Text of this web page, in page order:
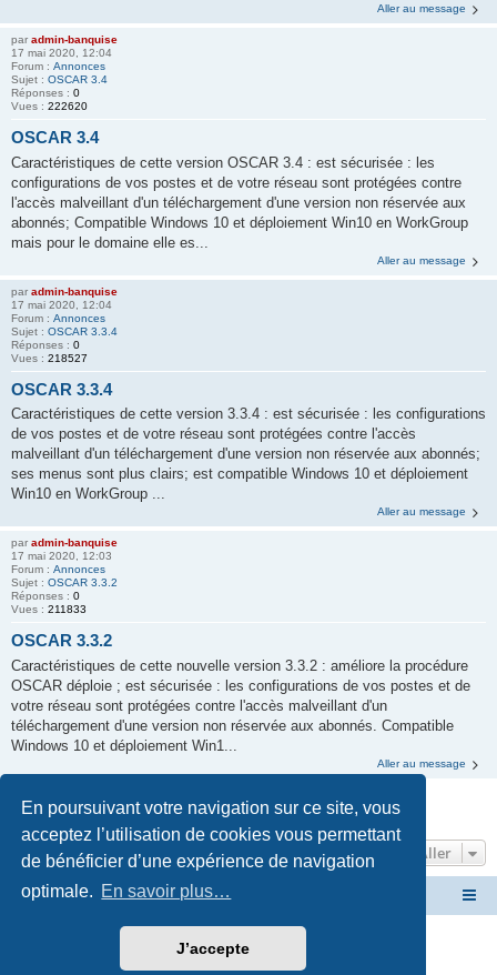
En poursuivant votre navigation sur ce site, vous
acceptez l’utilisation de cookies vous permettant
de bénéficier d’une expérience de navigation
optimale. En savoir plus…
J’accepte
Aller au message
par admin-banquise
17 mai 2020, 12:04
Forum : Annonces
Sujet : OSCAR 3.4
Réponses : 0
Vues : 222620
OSCAR 3.4
Caractéristiques de cette version OSCAR 3.4 : est sécurisée : les
configurations de vos postes et de votre réseau sont protégées contre
l'accès malveillant d'un téléchargement d'une version non réservée aux
abonnés; Compatible Windows 10 et déploiement Win10 en WorkGroup
mais pour le domaine elle es...
Aller au message
par admin-banquise
17 mai 2020, 12:04
Forum : Annonces
Sujet : OSCAR 3.3.4
Réponses : 0
Vues : 218527
OSCAR 3.3.4
Caractéristiques de cette version 3.3.4 : est sécurisée : les configurations
de vos postes et de votre réseau sont protégées contre l'accès
malveillant d'un téléchargement d'une version non réservée aux abonnés;
ses menus sont plus clairs; est compatible Windows 10 et déploiement
Win10 en WorkGroup ...
Aller au message
par admin-banquise
17 mai 2020, 12:03
Forum : Annonces
Sujet : OSCAR 3.3.2
Réponses : 0
Vues : 211833
OSCAR 3.3.2
Caractéristiques de cette nouvelle version 3.3.2 : améliore la procédure
OSCAR déploie ; est sécurisée : les configurations de vos postes et de
votre réseau sont protégées contre l'accès malveillant d'un
téléchargement d'une version non réservée aux abonnés. Compatible
Windows 10 et déploiement Win1...
Aller au message
La recherche a retourné 14 résultats • Page1sur1
Aller
Site OSCAR Bienvenue sur le nouveau forum OSCAR
Traduction française officielle